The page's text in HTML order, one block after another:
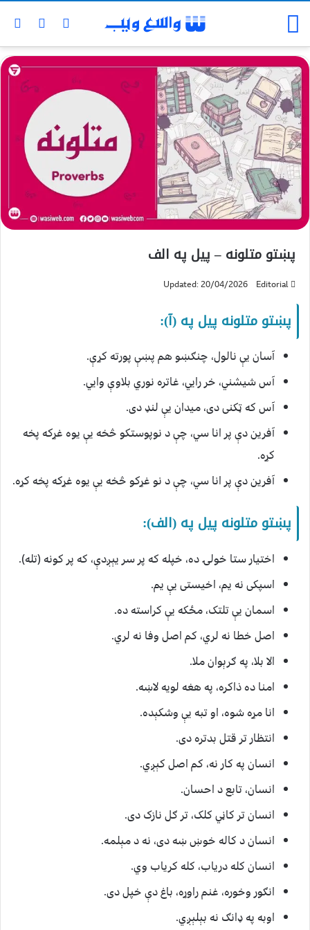
پښتو متلونه – پيل په الف
Editorial
Updated: 20/04/2026
پښتو متلونه پیل په (آ):
آسان یې نالول، چنګښو هم پښې پورته کړې.
آس شيشني، خر رايي، غاتره نوري بلاوې وايي.
آس که ټکنی دی، میدان یې لنډ دی.
آفرین دې پر انا سي، چې د نوپوستکو څخه یې یوه غړکه پخه
کړه.
آفرین دې پر انا سي، چې د نو غړکو څخه یې یوه غړکه پخه کړه.
پښتو متلونه پیل په (الف):
اختیار ستا خولۍ ده، خپله که پر سر یېږدې، که پر کونه (تله).
اسپکی نه یم، اخیستی یې یم.
اسمان یې تلتک، مځکه یې کراسته ده.
اصل خطا نه لري، کم اصل وفا نه لري.
الا بلا، په ګرېوان ملا.
امنا ده ذاکره، په هغه لویه لاښه.
انا مړه شوه، او تبه یې وشکېده.
انتظار تر قتل بدتره دی.
انسان په کار نه، کم اصل کېږي.
انسان، تابع د احسان.
انسان تر کاڼي کلک، تر ګل نازک دی.
انسان د کاله خوښ ښه دی، نه د مېلمه.
انسان کله درياب، کله کرياب وي.
انګور وخوره، غنم راوړه، باغ دې خپل دی.
اوبه په ډانګ نه بېلېږي.